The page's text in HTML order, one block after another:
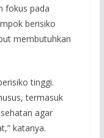
fokus pada
berisiko
membutuhkan
tinggi.
termasuk
agar
katanya.